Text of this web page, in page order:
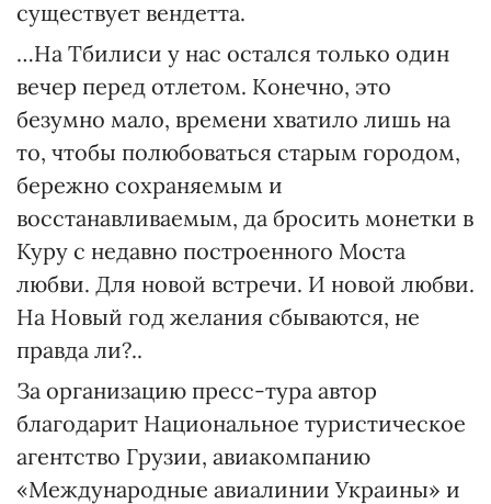
существует вендетта.
…На Тбилиси у нас остался только один
вечер перед отлетом. Конечно, это
безумно мало, времени хватило лишь на
то, чтобы полюбоваться старым городом,
бережно сохраняемым и
восстанавливаемым, да бросить монетки в
Куру с недавно построенного Моста
любви. Для новой встречи. И новой любви.
На Новый год желания сбываются, не
правда ли?..
За организацию пресс-тура автор
благодарит Национальное туристическое
агентство Грузии, авиакомпанию
«Международные авиалинии Украины» и